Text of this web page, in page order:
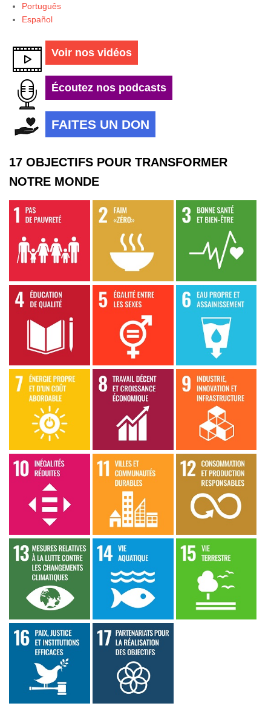
Português
Español
Voir nos vidéos
Écoutez nos podcasts
FAITES UN DON
17 OBJECTIFS POUR TRANSFORMER
NOTRE MONDE